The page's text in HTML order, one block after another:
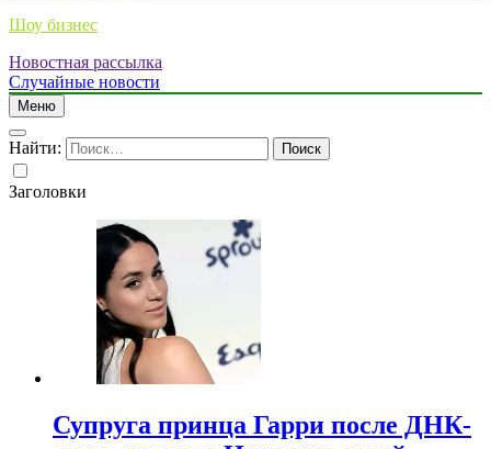
Шоу бизнес
Новостная рассылка
Случайные новости
Меню
Найти:
Заголовки
Супруга принца Гарри после ДНК-